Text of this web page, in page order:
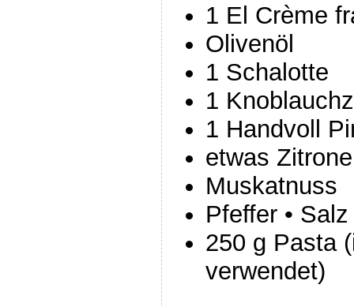
1 El Crème
Olivenöl
1 Schalotte
1
1 Handvoll
etwas
Muskatnuss
Pfeffer • Salz
250 g Pasta
verwendet)